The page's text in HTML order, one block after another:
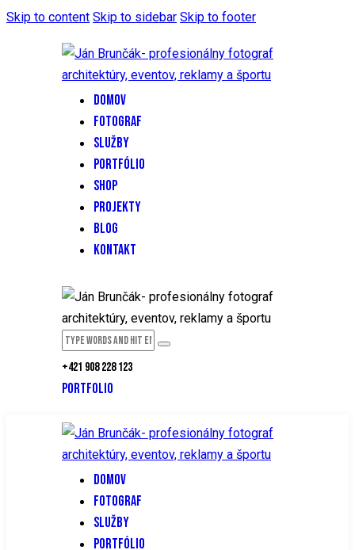
Skip to content Skip to sidebar Skip to footer
DOMOV
FOTOGRAF
SLUŽBY
PORTFÓLIO
SHOP
PROJEKTY
BLOG
KONTAKT
+421 908 228 123
PORTFOLIO
DOMOV
FOTOGRAF
SLUŽBY
PORTFÓLIO